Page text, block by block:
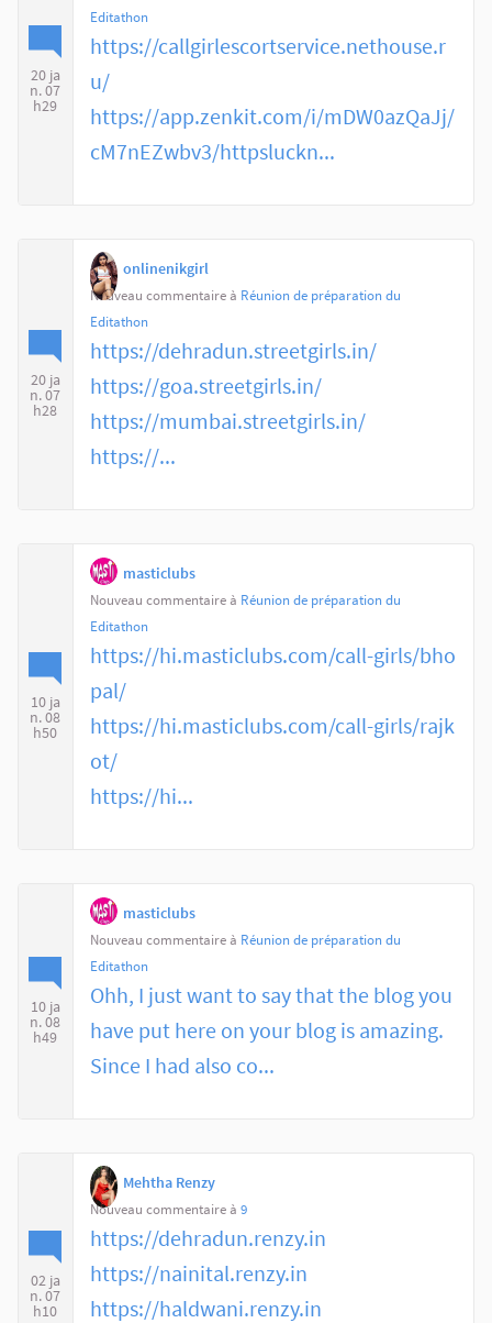
20 ja
n. 07
h29
Editathon
https://callgirlescortservice.nethouse.r
u/
https://app.zenkit.com/i/mDW0azQaJj/
cM7nEZwbv3/httpsluckn...
20 ja
n. 07
h28
onlinenikgirl
Nouveau commentaire à Réunion de préparation du
Editathon
https://dehradun.streetgirls.in/
https://goa.streetgirls.in/
https://mumbai.streetgirls.in/
https://...
10 ja
n. 08
h50
masticlubs
Nouveau commentaire à Réunion de préparation du
Editathon
https://hi.masticlubs.com/call-girls/bho
pal/
https://hi.masticlubs.com/call-girls/rajk
ot/
https://hi...
10 ja
n. 08
h49
masticlubs
Nouveau commentaire à Réunion de préparation du
Editathon
Ohh, I just want to say that the blog you
have put here on your blog is amazing.
Since I had also co...
02 ja
n. 07
h10
Mehtha Renzy
Nouveau commentaire à 9
https://dehradun.renzy.in
https://nainital.renzy.in
https://haldwani.renzy.in